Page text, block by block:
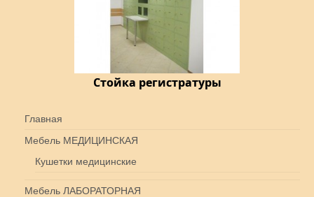
Стойка регистратуры
Главная
Мебель МЕДИЦИНСКАЯ
Кушетки медицинские
Мебель ЛАБОРАТОРНАЯ